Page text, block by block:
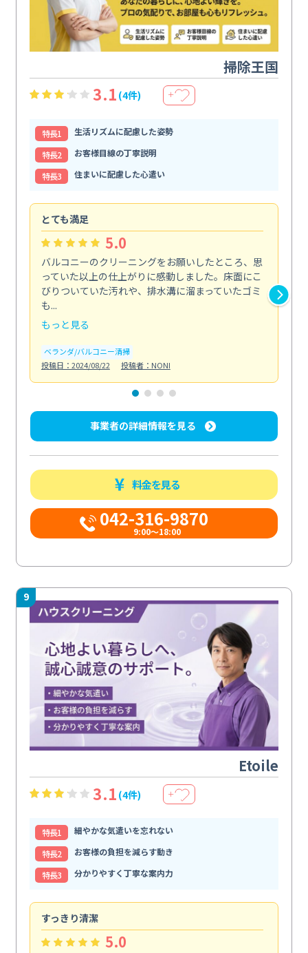
掃除王国
3.1 (4件) ＋
特⻑1
生活リズムに配慮した姿勢
特⻑2
お客様目線の丁寧説明
特⻑3
住まいに配慮した心遣い
とても満足
5.0
バルコニーのクリーニングをお願いしたところ、思
っていた以上の仕上がりに感動しました。床面にこ
びりついていた汚れや、排水溝に溜まっていたゴミ
も...
もっと見る
ベランダ/バルコニー清掃
投稿日：2024/08/22
投稿者：NONI
事業者の詳細情報を見る
料金を見る
042-316-9870
9:00〜18:00
9
Etoile
3.1 (4件) ＋
特⻑1
細やかな気遣いを忘れない
特⻑2
お客様の負担を減らす動き
特⻑3
分かりやすく丁寧な案内力
すっきり清潔
5.0